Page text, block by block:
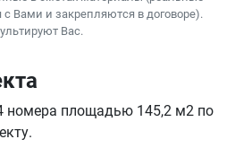
Вами и закрепляются в договоре).
Вас.
номера площадью 145,2 м2 по